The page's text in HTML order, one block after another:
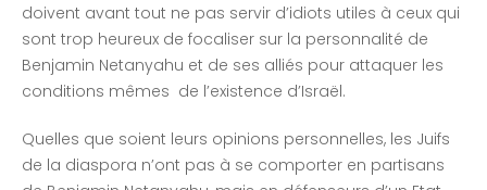
doivent avant tout ne pas servir d’idiots utiles à ceux qui
sont trop heureux de focaliser sur la personnalité de
Benjamin Netanyahu et de ses alliés pour attaquer les
conditions mêmes de l’existence d’Israël.
Quelles que soient leurs opinions personnelles, les Juifs
de la diaspora n’ont pas à se comporter en partisans